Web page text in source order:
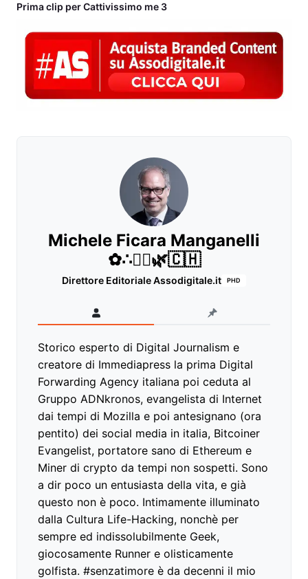
Prima clip per Cattivissimo me 3
Michele Ficara Manganelli
✿∴♛🌿🇨🇭
Direttore Editoriale Assodigitale.it PHD
Storico esperto di Digital Journalism e
creatore di Immediapress la prima Digital
Forwarding Agency italiana poi ceduta al
Gruppo ADNkronos, evangelista di Internet
dai tempi di Mozilla e poi antesignano (ora
pentito) dei social media in italia, Bitcoiner
Evangelist, portatore sano di Ethereum e
Miner di crypto da tempi non sospetti. Sono
a dir poco un entusiasta della vita, e già
questo non è poco. Intimamente illuminato
dalla Cultura Life-Hacking, nonchè per
sempre ed indissolubilmente Geek,
giocosamente Runner e olisticamente
golfista. #senzatimore è da decenni il mio